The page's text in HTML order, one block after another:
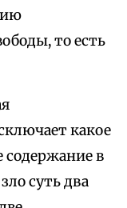
то есть
какое
содержание в
суть два